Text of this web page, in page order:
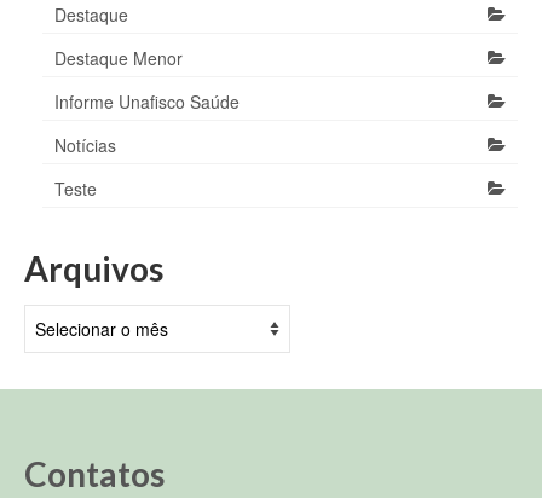
Destaque
Destaque Menor
Informe Unafisco Saúde
Notícias
Teste
Arquivos
Contatos